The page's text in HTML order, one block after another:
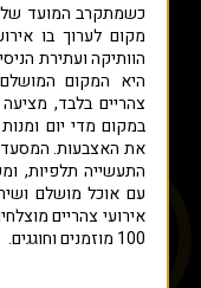
כשמתקרב המועד של
מקום לערוך בו
היא המקום
צהריים בלבד,
במקום מדי יום
את האצבעות.
התעשייה תלפיות,
עם אוכל מושלם
אירועי צהריים
100 מוזמנים וחוגגים.